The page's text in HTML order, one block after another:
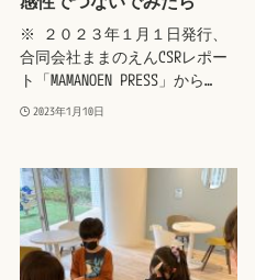
※ ２０２３年１月１日発行、
合同会社ままのえんCSRレポー
ト「MAMANOEN PRESS」から…
2023年1月10日